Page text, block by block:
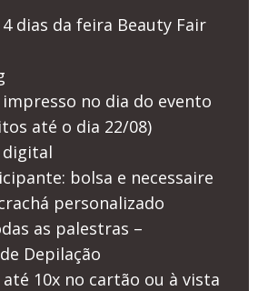
4 dias da feira Beauty Fair
no dia do evento
até o dia 22/08)
digital
bolsa e necessaire
personalizado
as palestras –
Depilação
até 10x no cartão ou à vista